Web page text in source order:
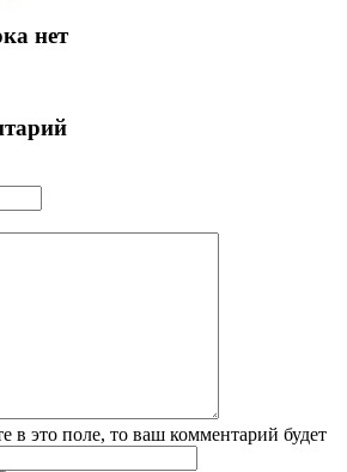
нет
в это поле, то ваш комментарий будет